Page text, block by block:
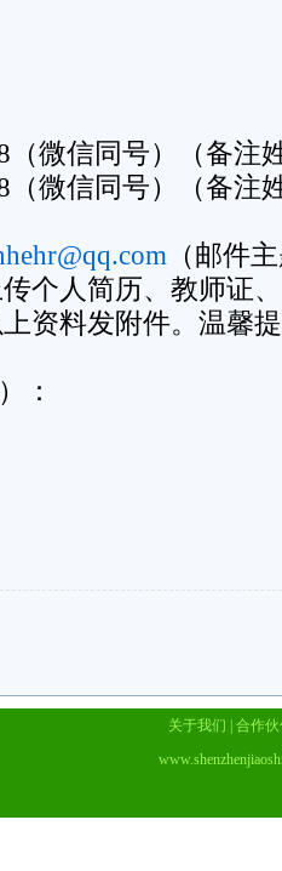
（微信同号）（备注
（微信同号）（备注
（邮件
个人简历、教师证
资料发附件。温馨
：
关于我们 | 合作